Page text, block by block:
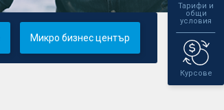
Тарифи и
общи
условия
Курсове
Микро бизнес център